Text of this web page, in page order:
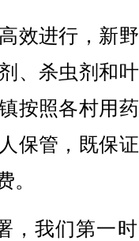
进行，新
、杀虫剂和
按照各村用
保管，既保
。
我们第一时